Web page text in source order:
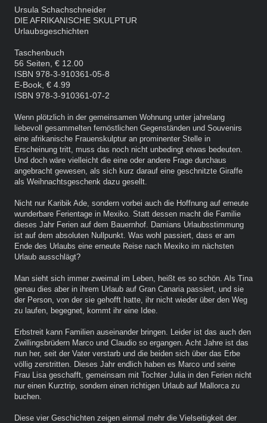
Ursula Schachschneider
DIE AFRIKANISCHE SKULPTUR
Urlaubsgeschichten
Taschenbuch
56 Seiten, € 12.00
ISBN 978-3-910361-05-8
E-Book, € 4.99
ISBN 978-3-910361-07-2
Wenn plötzlich in der gemeinsamen Wohnung unter jahrelang
liebevoll gesammelten fernöstlichen Gegenständen und Souvenirs
eine afrikanische Frauenskulptur an prominenter Stelle in
Erscheinung tritt, muss das noch nicht unbedingt etwas bedeuten.
Und doch wäre vielleicht die eine oder andere Frage durchaus
angebracht gewesen, als sich kurz darauf eine geschnitzte Giraffe
als Weihnachtsgeschenk dazu gesellt.
Nicht nur Karibik Ade, sondern vorbei auch die Hoffnung auf erneute
wunderbare Ferientage in Mexiko. Statt dessen macht die Familie
dieses Jahr Ferien auf dem Bauernhof. Damians Urlaubsstimmung
ist auf dem absoluten Nullpunkt. Was wohl passiert, dass er am
Ende des Urlaubs eine erneute Reise nach Mexiko im nächsten
Urlaub ausschlägt?
Man sieht sich immer zweimal im Leben, heißt es so schön. Als Tina
genau dies aber in ihrem Urlaub auf Gran Canaria passiert, und sie
der Person, von der sie gehofft hatte, ihr nicht wieder über den Weg
zu laufen, begegnet, kommt ihr eine Idee.
Erbstreit kann Familien auseinander bringen. Leider ist das auch den
Zwillingsbrüdern Marco und Claudio so ergangen. Acht Jahre ist das
nun her, seit der Vater verstarb und die beiden sich über das Erbe
völlig zerstritten. Dieses Jahr endlich haben es Marco und seine
Frau Lisa geschafft, gemeinsam mit Tochter Julia in den Ferien nicht
nur einen Kurztrip, sondern einen richtigen Urlaub auf Mallorca zu
buchen.
Diese vier Geschichten zeigen einmal mehr die Vielseitigkeit der